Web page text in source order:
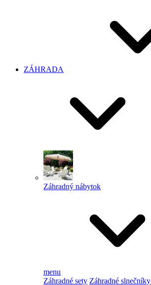
ZÁHRADA
Záhradný nábytok
menu
Záhradné sety Záhradné slnečníky